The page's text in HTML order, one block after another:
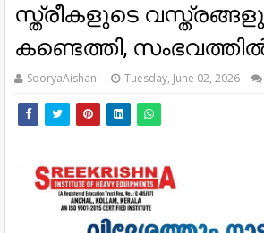
സ്ത്രീകളുടെ
കണ്ടെത്തി,
SooryaAishani Tuesday, June 02, 2026